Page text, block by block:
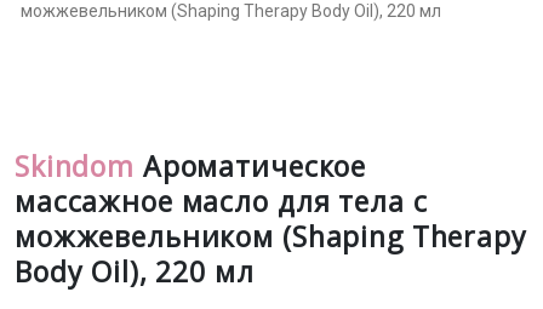
можжевельником (Shaping Therapy Body Oil), 220 мл
Skindom Ароматическое
массажное масло для тела с
можжевельником (Shaping Therapy
Body Oil), 220 мл